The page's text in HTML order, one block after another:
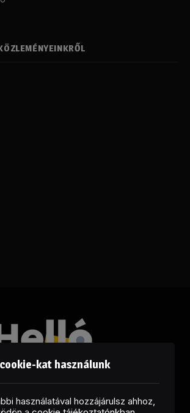
kat használunk
használatával hozzájárulsz ahhoz,